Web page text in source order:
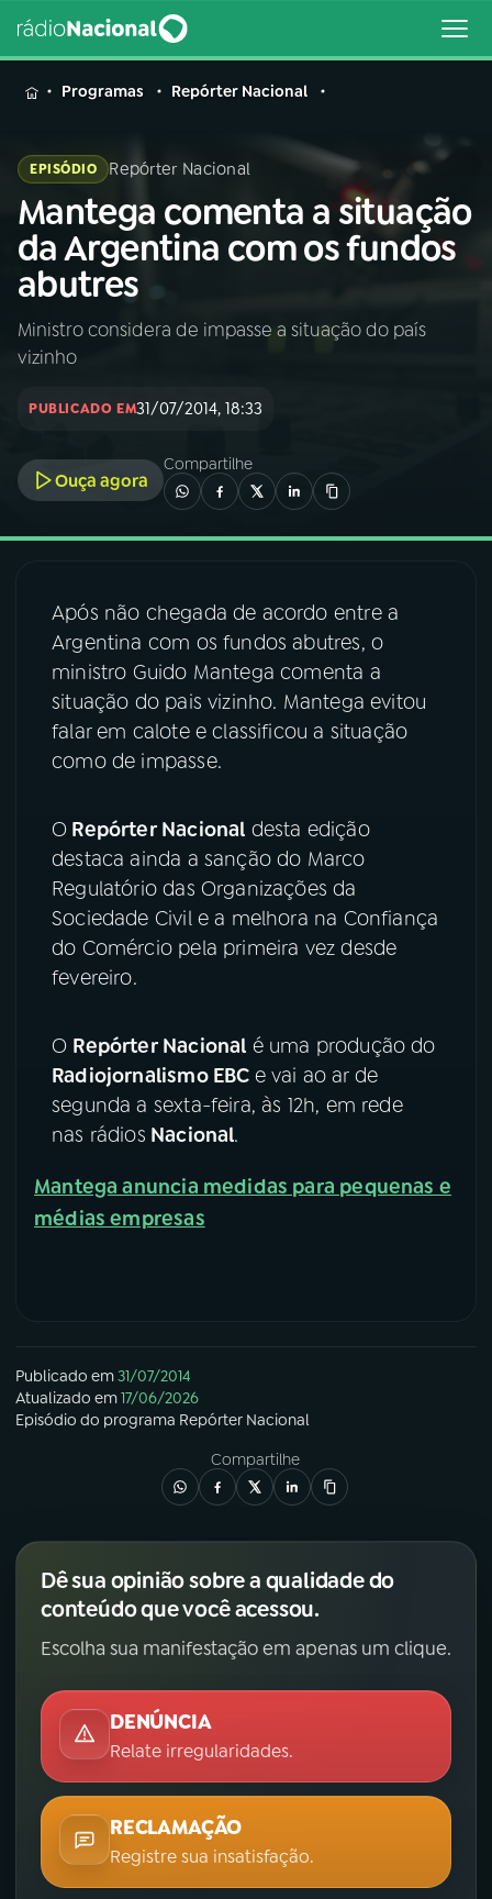
MENU
Buscar
na
Rádio
Nacional
Buscar
AO VIVO
INÍCIO
A RÁDIO
03PROGRAMAÇÃO
04PROGRAMAS
PODCASTS
06VIDEOCASTS
07ÚLTIMAS
FESTIVAL DE MÚSICA
ACOMPANHE A RÁDIO NACIONAL
Instagram X
TikTok
Programas Repórter Nacional
EPISÓDIO Repórter Nacional
Mantega comenta a situação
da Argentina com os fundos
abutres
Ministro considera de impasse a situação do país
vizinho
PUBLICADO EM31/07/2014, 18:33
Ouça agora
Compartilhe
Após não chegada de acordo entre a
Argentina com os fundos abutres, o
ministro Guido Mantega comenta a
situação do pais vizinho. Mantega evitou
falar em calote e classificou a situação
como de impasse.
O Repórter Nacional desta edição
destaca ainda a sanção do Marco
Regulatório das Organizações da
Sociedade Civil e a melhora na Confiança
do Comércio pela primeira vez desde
fevereiro.
O Repórter Nacional é uma produção do
Radiojornalismo EBC e vai ao ar de
segunda a sexta-feira, às 12h, em rede
nas rádios Nacional.
Mantega anuncia medidas para pequenas e
médias empresas
Publicado em31/07/2014
Atualizado em17/06/2026
Episódio do programa Repórter Nacional
Compartilhe
Dê sua opinião sobre a qualidade do
conteúdo que você acessou.
Escolha sua manifestação em apenas um clique.
DENÚNCIA
Relate irregularidades.
RECLAMAÇÃO
Registre sua insatisfação.